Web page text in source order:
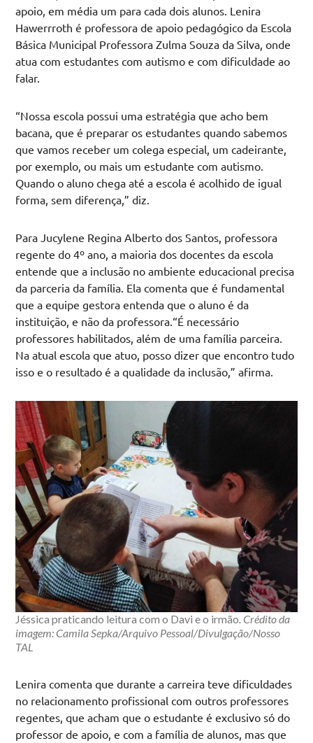
apoio, em média um para cada dois alunos. Lenira
Hawerrroth é professora de apoio pedagógico da Escola
Básica Municipal Professora Zulma Souza da Silva, onde
atua com estudantes com autismo e com dificuldade ao
falar.
“Nossa escola possui uma estratégia que acho bem
bacana, que é preparar os estudantes quando sabemos
que vamos receber um colega especial, um cadeirante,
por exemplo, ou mais um estudante com autismo.
Quando o aluno chega até a escola é acolhido de igual
forma, sem diferença,” diz.
Para Jucylene Regina Alberto dos Santos, professora
regente do 4º ano, a maioria dos docentes da escola
entende que a inclusão no ambiente educacional precisa
da parceria da família. Ela comenta que é fundamental
que a equipe gestora entenda que o aluno é da
instituição, e não da professora.“É necessário
professores habilitados, além de uma família parceira.
Na atual escola que atuo, posso dizer que encontro tudo
isso e o resultado é a qualidade da inclusão,” afirma.
Jéssica praticando leitura com o Davi e o irmão. Crédito da
imagem: Camila Sepka/Arquivo Pessoal/Divulgação/Nosso
TAL
Lenira comenta que durante a carreira teve dificuldades
no relacionamento profissional com outros professores
regentes, que acham que o estudante é exclusivo só do
professor de apoio, e com a família de alunos, mas que